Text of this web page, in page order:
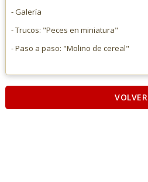
- Galería
- Trucos: "Peces en miniatura"
- Paso a paso: "Molino de cereal"
VOLVER